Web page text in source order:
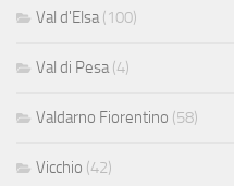
Val d'Elsa(100)
Val di Pesa(4)
Valdarno Fiorentino (58)
Vicchio (42)